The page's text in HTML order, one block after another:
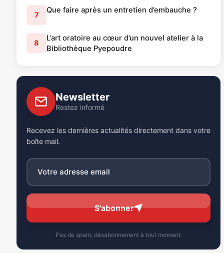
7
Que faire après un entretien d’embauche ?
8
L’art oratoire au cœur d’un nouvel atelier à la
Bibliothèque Pyepoudre
Newsletter
Restez informé
Recevez les dernières actualités directement dans votre
boîte mail.
S'abonner
Pas de spam, désabonnement à tout moment.